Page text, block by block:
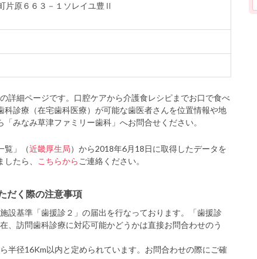
原６６３－１ソレイユ豊Ⅱ
詳細ページです。口腔ケアから介護食レシピまでお口で食べ
診療（在宅歯科医療）が可能な歯医者さんを位置情報や地
みなみ草津ファミリー歯科」へお問合せください。
覧」（近畿厚生局）から2018年6月18日に取得したデータを
たら、
こちらから ご連絡ください。
だく際の注意事項
設基準「歯援診２」の届出を行なっております。「歯援診
、訪問歯科診療に対応可能かどうかは直接お問合わせのう
半径16Km以内と定められています。お問合わせの際にご確